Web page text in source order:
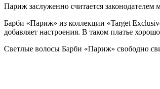
Париж заслуженно считается
Барби «Париж» из коллекции «Target
добавляет настроения. В таком платье
Светлые волосы Барби «Париж» свободно